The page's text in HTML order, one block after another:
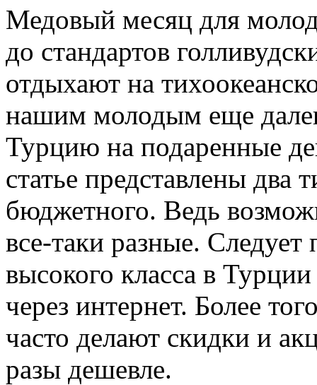
Медовый месяц для
до стандартов
отдыхают на
нашим молодым еще
Турцию на подаренные
статье представлены два
бюджетного. Ведь
все-таки разные.
высокого класса в
через интернет. Более
часто делают скидки и
разы дешевле.